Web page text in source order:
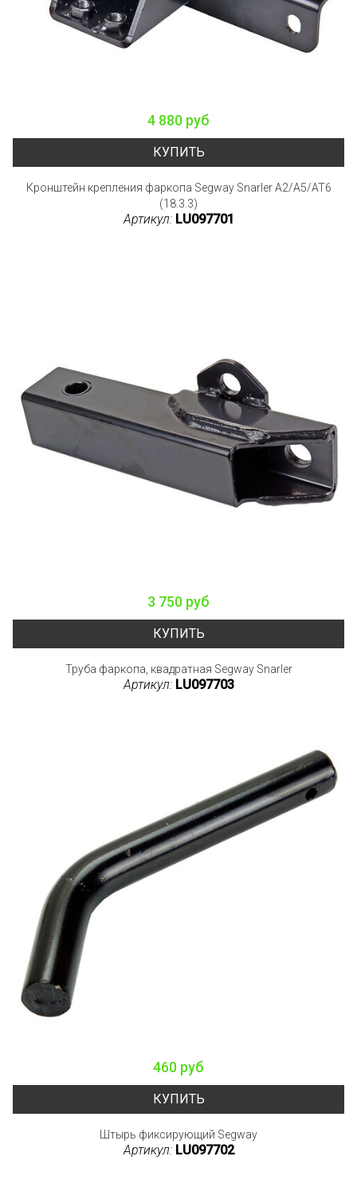
4 880 руб
КУПИТЬ
Кронштейн крепления фаркопа Segway Snarler A2/A5/AT6
(18.3.3)
Артикул: LU097701
3 750 руб
КУПИТЬ
Труба фаркопа, квадратная Segway Snarler
Артикул: LU097703
460 руб
КУПИТЬ
Штырь фиксирующий Segway
Артикул: LU097702